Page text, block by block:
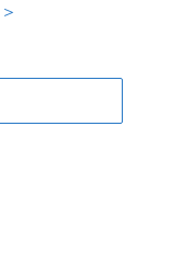
＞